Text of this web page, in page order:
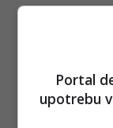
Portal
upotrebu